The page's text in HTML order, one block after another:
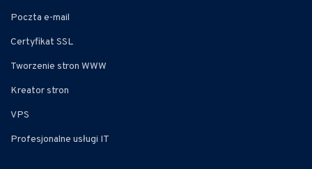
Poczta e-mail
Certyfikat SSL
Tworzenie stron WWW
Kreator stron
VPS
Profesjonalne usługi IT